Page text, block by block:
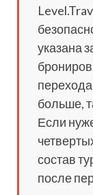
указана
больше,
Если
состав
после